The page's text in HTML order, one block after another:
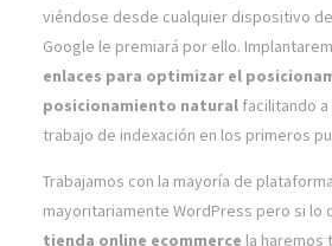
viéndose desde cualquier dispositivo
Google le premiará por ello.
enlaces para optimizar el
posicionamiento naturalfacilitando a
trabajo de indexación en los primeros
Trabajamos con la mayoría de
mayoritariamente WordPress pero si lo
tienda online ecommerce la haremos